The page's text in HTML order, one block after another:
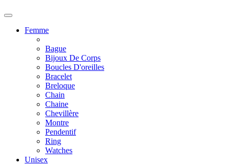
Femme
Bague
Bijoux De Corps
Boucles D'oreilles
Bracelet
Breloque
Chain
Chaine
Chevillère
Montre
Pendentif
Ring
Watches
Unisex